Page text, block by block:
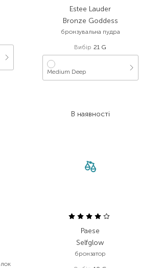
Estee Lauder
Bronze Goddess
бронзувальна пудра
Вибір 21 G
Medium Deep
В наявності
Paese
Selfglow
бронзатор